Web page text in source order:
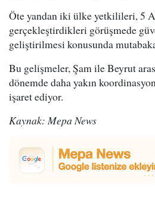
Öte yandan iki ülke yetkilileri, 5
gerçekleştirdikleri görüşmede
geliştirilmesi konusunda
Bu gelişmeler, Şam ile Beyrut
dönemde daha yakın
işaret ediyor.
Kaynak: Mepa News